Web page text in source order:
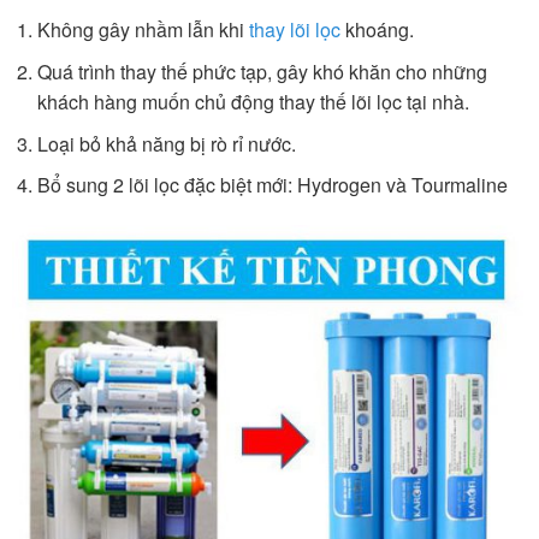
Không gây nhầm lẫn khi thay lõi lọckhoáng.
Quá trình thay thế phức tạp, gây khó khăn cho những
khách hàng muốn chủ động thay thế lõi lọc tại nhà.
Loại bỏ khả năng bị rò rỉ nước.
Bổ sung 2 lõi lọc đặc biệt mới: Hydrogen và Tourmaline